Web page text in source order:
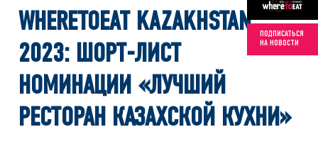
ПОДПИСАТЬСЯ
НА НОВОСТИ
WHERETOEAT KAZAKHSTAN
2023: ШОРТ-ЛИСТ
НОМИНАЦИИ «ЛУЧШИЙ
РЕСТОРАН КАЗАХСКОЙ КУХНИ»